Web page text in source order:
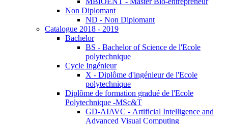
Non Diplomant
ND - Non Diplomant
Catalogue 2018 - 2019
Bachelor
BS - Bachelor of Science de l'Ecole
polytechnique
Cycle Ingénieur
X - Diplôme d'ingénieur de l'Ecole
polytechnique
Diplôme de formation gradué de l'Ecole
Polytechnique -MSc&T
GD-AIAVC - Artificial Intelligence and
Advanced Visual Computing